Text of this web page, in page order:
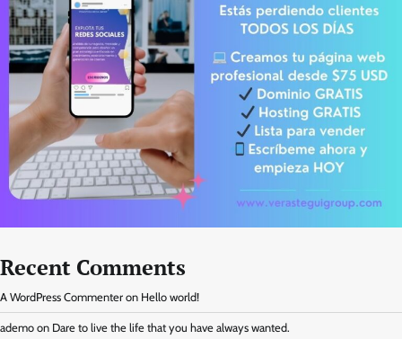
Recent Comments
A WordPress Commenter on Hello world!
ademo on Dare to live the life that you have always wanted.